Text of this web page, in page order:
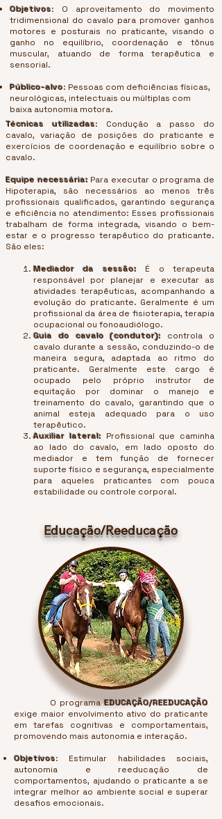
Objetivos: O aproveitamento do movimento
tridimensional do cavalo para promover ganhos
motores e posturais no praticante, visando o
ganho no equilíbrio, coordenação e tônus
muscular, atuando de forma terapêutica e
sensorial.
Público-alvo: Pessoas com deficiências físicas,
neurológicas, intelectuais ou múltiplas com
baixa autonomia motora.
Técnicas utilizadas: Condução a passo do
cavalo, variação de posições do praticante e
exercícios de coordenação e equilíbrio sobre o
cavalo.
Equipe necessária: Para executar o programa de
Hipoterapia, são necessários ao menos três
profissionais qualificados, garantindo segurança
e eficiência no atendimento: Esses profissionais
trabalham de forma integrada, visando o bem-
estar e o progresso terapêutico do praticante.
São eles:
Mediador da sessão: É o terapeuta
responsável por planejar e executar as
atividades terapêuticas, acompanhando a
evolução do praticante. Geralmente é um
profissional da área de fisioterapia, terapia
ocupacional ou fonoaudiólogo.
Guia do cavalo (condutor): controla o
cavalo durante a sessão, conduzindo-o de
maneira segura, adaptada ao ritmo do
praticante. Geralmente este cargo é
ocupado pelo próprio instrutor de
equitação por dominar o manejo e
treinamento do cavalo, garantindo que o
animal esteja adequado para o uso
terapêutico.
Auxiliar lateral: Profissional que caminha
ao lado do cavalo, em lado oposto do
mediador e tem função de fornecer
suporte físico e segurança, especialmente
para aqueles praticantes com pouca
estabilidade ou controle corporal.
Educação/Reeducação
O programaEDUCAÇÃO/REEDUCAÇÃO
exige maior envolvimento ativo do praticante
em tarefas cognitivas e comportamentais,
promovendo mais autonomia e interação.
Objetivos: Estimular habilidades sociais,
autonomia e reeducação de
comportamentos, ajudando o praticante a se
integrar melhor ao ambiente social e superar
desafios emocionais.